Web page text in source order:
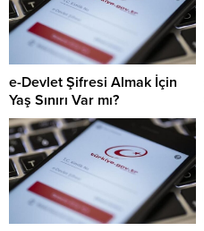
e-Devlet Şifresi Almak İçin
Yaş Sınırı Var mı?